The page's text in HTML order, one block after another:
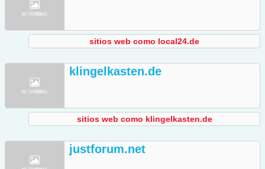
sitios web como local24.de
klingelkasten.de
sitios web como klingelkasten.de
justforum.net